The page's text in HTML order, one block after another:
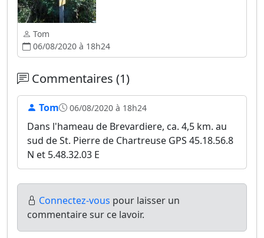
Tom
06/08/2020 à 18h24
Commentaires (1)
Tom 06/08/2020 à 18h24
Dans l'hameau de Brevardiere, ca. 4,5 km. au
sud de St. Pierre de Chartreuse GPS 45.18.56.8
N et 5.48.32.03 E
Connectez-vous pour laisser un
commentaire sur ce lavoir.